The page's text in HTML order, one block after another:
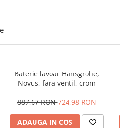
Baterie lavoar Hansgrohe,
Novus, fara ventil, crom
887,67 RON724,98 RON
ADAUGA IN COS